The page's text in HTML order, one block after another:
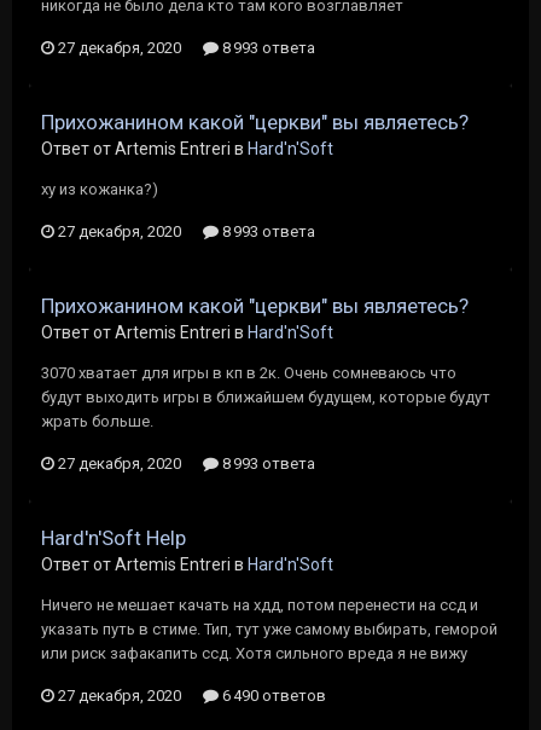
никогда не было дела кто там кого возглавляет
27 декабря, 2020 8 993 ответа
Прихожанином какой "церкви" вы являетесь?
Ответ от Artemis Entreri в Hard'n'Soft
ху из кожанка?)
27 декабря, 2020 8 993 ответа
Прихожанином какой "церкви" вы являетесь?
Ответ от Artemis Entreri в Hard'n'Soft
3070 хватает для игры в кп в 2к. Очень сомневаюсь что
будут выходить игры в ближайшем будущем, которые будут
жрать больше.
27 декабря, 2020 8 993 ответа
Hard'n'Soft Help
Ответ от Artemis Entreri в Hard'n'Soft
Ничего не мешает качать на хдд, потом перенести на ссд и
указать путь в стиме. Тип, тут уже самому выбирать, геморой
или риск зафакапить ссд. Хотя сильного вреда я не вижу
27 декабря, 2020 6 490 ответов